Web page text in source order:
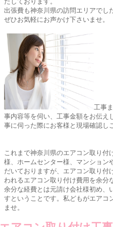
出張費も神奈川県の訪問エリアでし
ぜひお気軽にお声かけ下さいませ。
工事
事内容等を伺い、工事金額をお伝え
事に伺った際にお客様と現場確認
これまで神奈川県のエアコン取り付
様、ホームセンター様、マンション
だいておりますが、エアコン取り付
われるエアコン取り付け費用を余分
余分な経費とは元請け会社様初め、
すということです。私どもがエアコ
ませ。